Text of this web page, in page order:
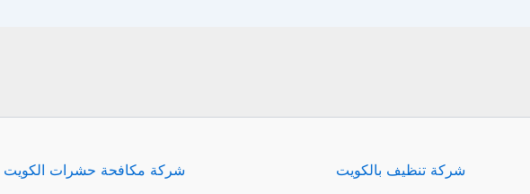
شركة تنظيف بالكويت شركة مكافحة حشرات الكويت